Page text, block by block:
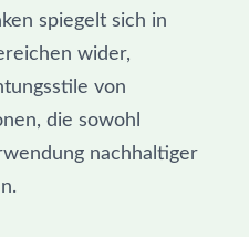
spiegelt sich in
wider,
von
die sowohl
nachhaltiger